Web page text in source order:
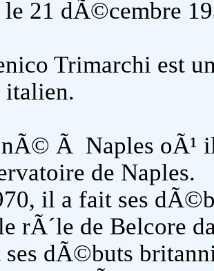
21 dÃ©cembre
Trimarchi est
italien.
Ã Naples oÃ¹
de Naples.
il a fait ses
rÃ´le de Belcore
dÃ©buts